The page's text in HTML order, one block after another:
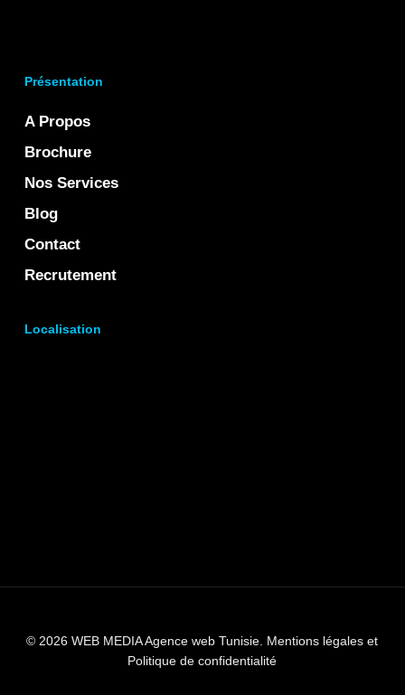
Présentation
A Propos
Brochure
Nos Services
Blog
Contact
Recrutement
Localisation
© 2026 WEB MEDIA Agence web Tunisie. Mentions légales et
Politique de confidentialité